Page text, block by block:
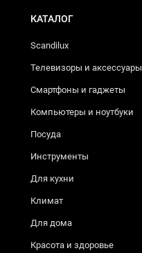
КАТАЛОГ
Scandilux
Телевизоры и аксессуары
Смартфоны и гаджеты
Компьютеры и ноутбуки
Посуда
Инструменты
Для кухни
Климат
Для дома
Красота и здоровье